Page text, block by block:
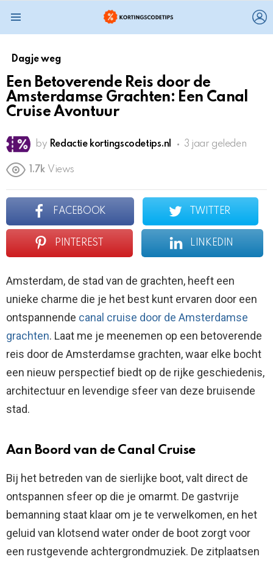
Dagje weg
Een Betoverende Reis door de
Amsterdamse Grachten: Een Canal
Cruise Avontuur
by Redactie kortingscodetips.nl 3 jaar geleden
1.7k Views
FACEBOOK TWITTER
PINTEREST LINKEDIN
Amsterdam, de stad van de grachten, heeft een
unieke charme die je het best kunt ervaren door een
ontspannende canal cruise door de Amsterdamse
grachten. Laat me je meenemen op een betoverende
reis door de Amsterdamse grachten, waar elke bocht
een nieuw perspectief biedt op de rijke geschiedenis,
architectuur en levendige sfeer van deze bruisende
stad.
Aan Boord van de Canal Cruise
Bij het betreden van de sierlijke boot, valt direct de
ontspannen sfeer op die je omarmt. De gastvrije
bemanning staat klaar om je te verwelkomen, en het
geluid van klotsend water onder de boot zorgt voor
een rustgevende achtergrondmuziek. De zitplaatsen